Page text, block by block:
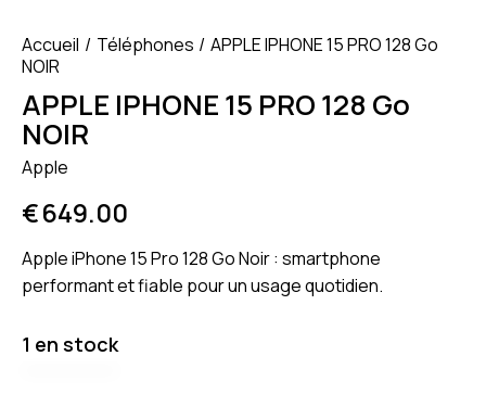
Accueil Téléphones
APPLE IPHONE 15 PRO 128 Go
NOIR
APPLE IPHONE 15 PRO 128 Go
NOIR
Apple
€649.00
Apple iPhone 15 Pro 128 Go Noir : smartphone
performant et fiable pour un usage quotidien.
1 en stock